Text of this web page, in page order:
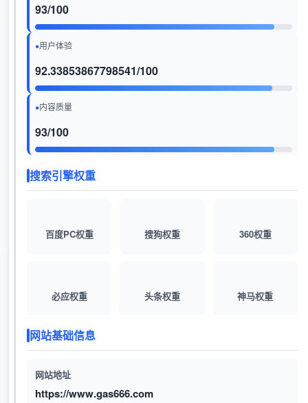
93/100
用户体验
92.33853867798541/100
内容质量
93/100
搜索引擎权重
百度PC权重 搜狗权重 360权重
必应权重 头条权重 神马权重
网站基础信息
网站地址
https://www.gas666.com